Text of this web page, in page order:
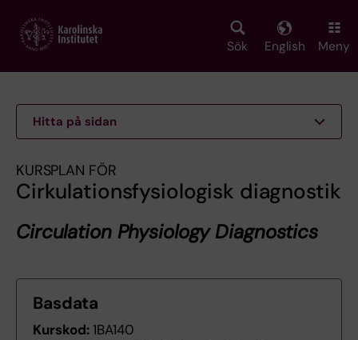
main
Sök English Meny
Hitta på sidan
KURSPLAN FÖR
Cirkulationsfysiologisk diagnostik
Circulation Physiology Diagnostics
Basdata
Kurskod:1BA140